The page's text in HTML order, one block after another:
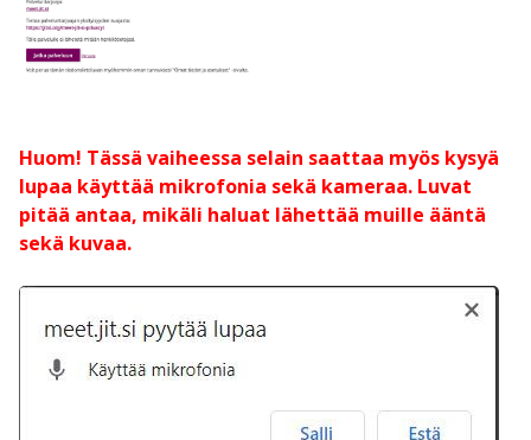
Huom! Tässä vaiheessa selain saattaa myös kysyä
lupaa käyttää mikrofonia sekä kameraa. Luvat
pitää antaa, mikäli haluat lähettää muille ääntä
sekä kuvaa.